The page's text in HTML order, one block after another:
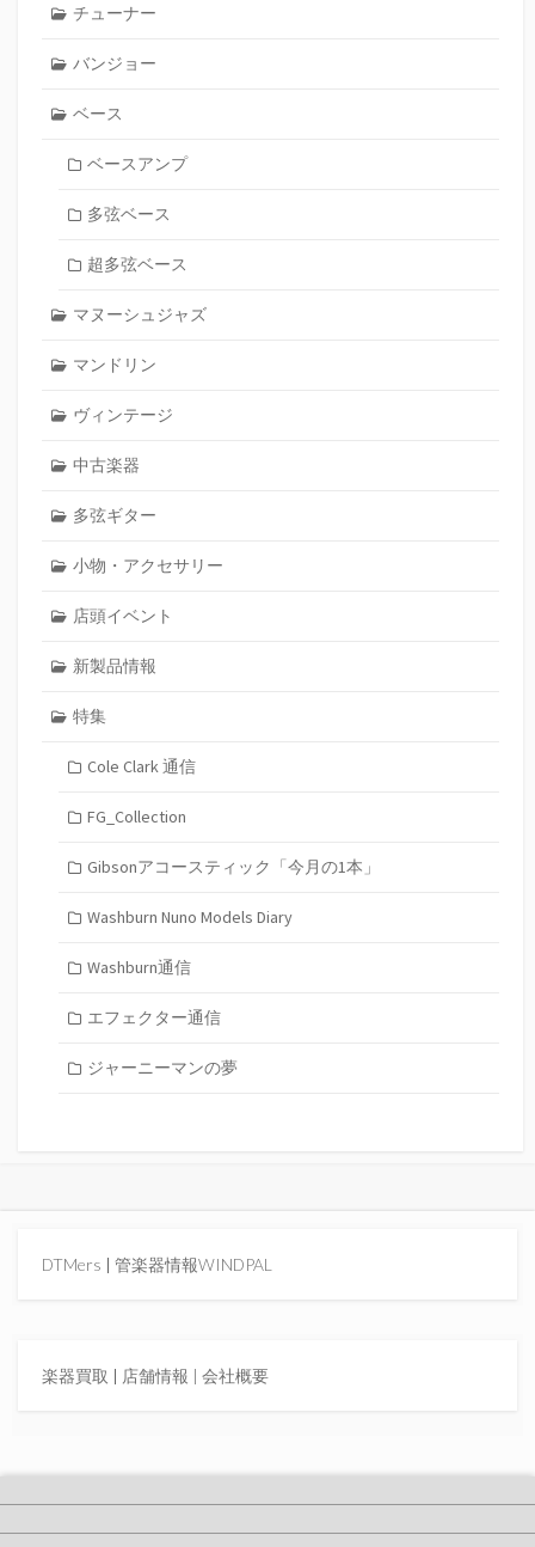
チューナー
バンジョー
ベース
ベースアンプ
多弦ベース
超多弦ベース
マヌーシュジャズ
マンドリン
ヴィンテージ
中古楽器
多弦ギター
小物・アクセサリー
店頭イベント
新製品情報
特集
Cole Clark 通信
FG_Collection
Gibsonアコースティック「今月の1本」
Washburn Nuno Models Diary
Washburn通信
エフェクター通信
ジャーニーマンの夢
DTMers | 管楽器情報WINDPAL
楽器買取 | 店舗情報 | 会社概要